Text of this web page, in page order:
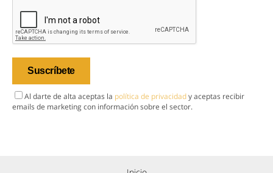
Al darte de alta aceptas la política de privacidady aceptas recibir
emails de marketing con información sobre el sector.